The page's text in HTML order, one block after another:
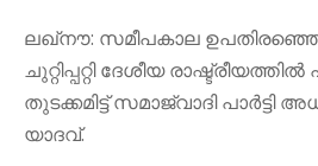
ലഖ്നൗ: സമീപകാല
ചുറ്റിപ്പറ്റി ദേശീയ
തുടക്കമിട്ട് സമാജ്‌വാദി
യാദവ്.